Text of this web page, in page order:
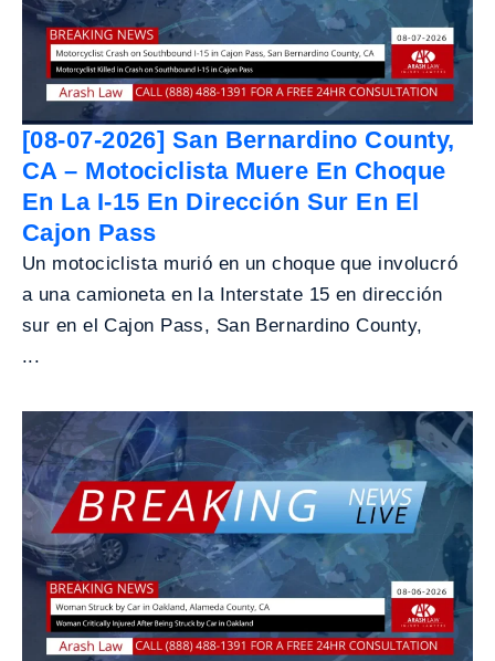
[08-07-2026] San Bernardino County,
CA – Motociclista Muere En Choque
En La I-15 En Dirección Sur En El
Cajon Pass
Un motociclista murió en un choque que involucró
a una camioneta en la Interstate 15 en dirección
sur en el Cajon Pass, San Bernardino County,
...